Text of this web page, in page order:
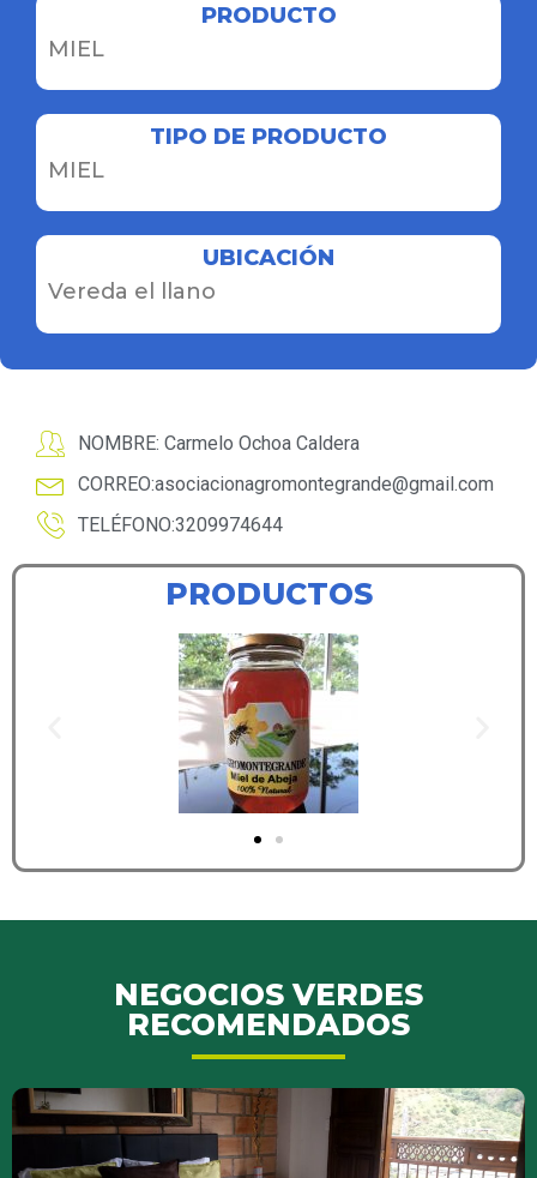
PRODUCTO
MIEL
TIPO DE PRODUCTO
MIEL
UBICACIÓN
Vereda el llano
NOMBRE: Carmelo Ochoa Caldera
CORREO:asociacionagromontegrande@gmail.com
TELÉFONO:3209974644
PRODUCTOS
NEGOCIOS VERDES
RECOMENDADOS